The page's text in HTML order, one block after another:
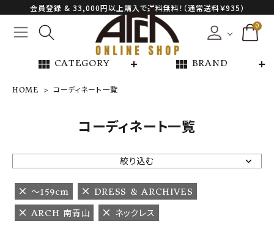
会員登録 & 33,000円以上購入で送料無料！（通常送料￥935）
0
view_module CATEGORY view_module BRAND
NEW ARRIVAL
ARCH EXCLUSIVE
BRAND
CATEGORY
HOME コーディネート一覧
コーディネート一覧
絞り込む
〜159cm
DRESS & ARCHIVES
ARCH 南青山
ネックレス